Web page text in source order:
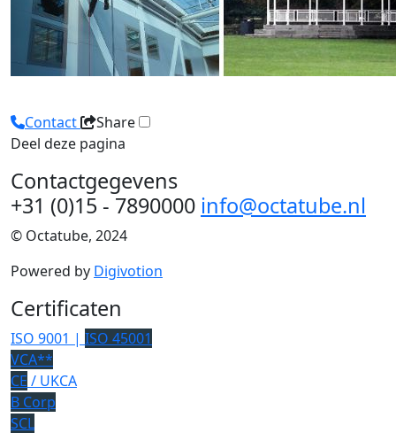
Contact
Share
Deel deze pagina
Contactgegevens
+31 (0)15 - 7890000 info@octatube.nl
© Octatube, 2024
Powered by Digivotion
Certificaten
ISO 9001 | ISO 45001
VCA**
CE / UKCA
B Corp
SCL